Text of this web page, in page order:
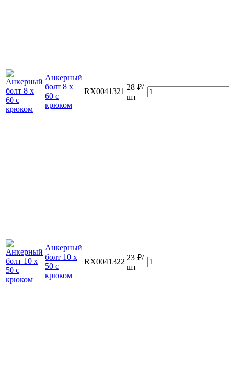
Анкерный
болт 8 х
60 с
крюком
RX0041321 28 ₽/
шт
Анкерный
болт 10 х
50 с
крюком
RX0041322 23 ₽/
шт